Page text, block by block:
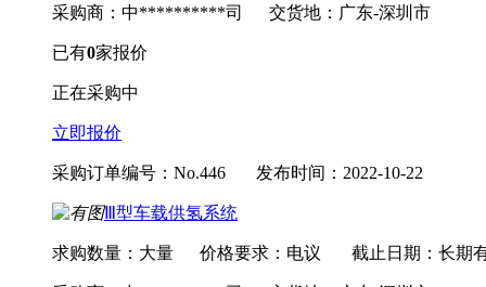
采购商：中**********司 交货地：广东-深圳市
已有0家报价
正在采购中
立即报价
采购订单编号：No.446 发布时间：2022-10-22
Ⅲ型车载供氢系统
求购数量：大量 价格要求：电议 截止日期：长期